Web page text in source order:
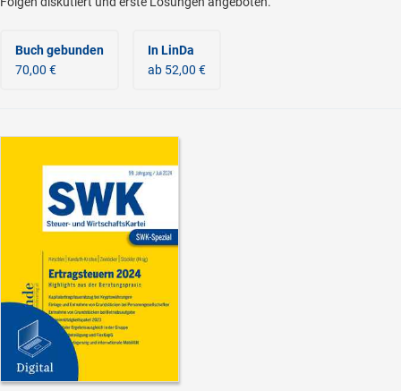
Buch gebunden
70,00 €
In LinDa
ab 52,00 €